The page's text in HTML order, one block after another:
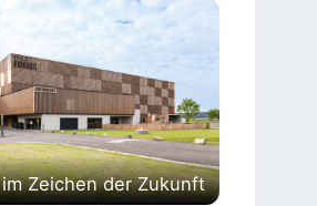
Zeichen der Zukunft